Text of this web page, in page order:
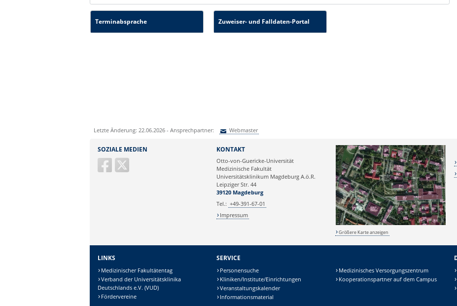
Terminabsprache Zuweiser- und Falldaten-Portal
Letzte Änderung: 22.06.2026 - Ansprechpartner: Webmaster
Ihre E-Mailadresse:
SOZIALE MEDIEN KONTAKT
Otto-von-Guericke-Universität
Medizinische Fakultät
Universitätsklinikum Magdeburg A.ö.R.
Leipziger Str. 44
39120 Magdeburg
Tel.: +49-391-67-01
Impressum
Größere Karte anzeigen
LINKS
Medizinischer Fakultätentag
Verband der Universitätsklinika
Deutschlands e.V. (VUD)
Fördervereine
SERVICE
Personensuche
Kliniken/Institute/Einrichtungen
Veranstaltungskalender
Informationsmaterial
Medizinisches Versorgungszentrum
Kooperationspartner auf dem Campus